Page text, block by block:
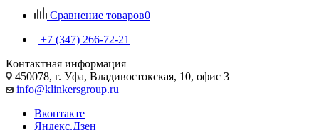
Сравнение товаров0
+7 (347) 266-72-21
Контактная информация
450078, г. Уфа, Владивостокская, 10, офис 3
info@klinkersgroup.ru
Вконтакте
Яндекс.Дзен